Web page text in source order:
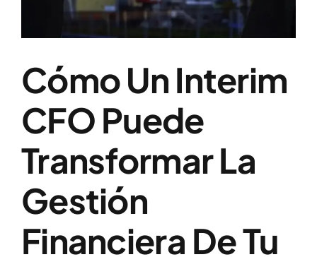
Cómo Un Interim
CFO Puede
Transformar La
Gestión
Financiera De Tu